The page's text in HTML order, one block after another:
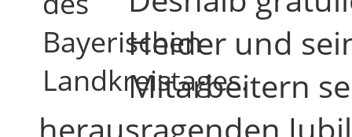
Bayerischen
Landkreistages.
Heider und
Mitarbeitern